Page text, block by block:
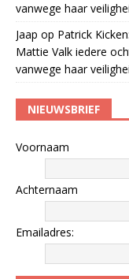
vanwege haar
Jaap op Patrick
Mattie Valk iedere
vanwege haar
NIEUWSBRIEF
Voornaam
Achternaam
Emailadres: